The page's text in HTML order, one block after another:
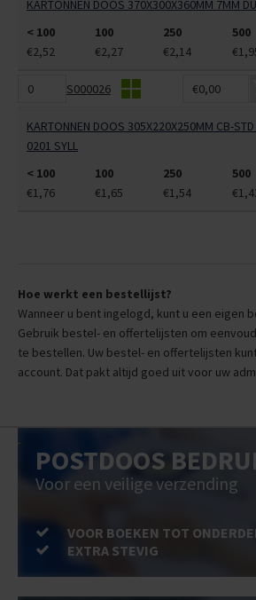
KARTONNEN DOOS 370X300X360MM 7MM
< 100
100 250 500
€2,52
€2,27 €2,14
S000026 €0,00
KARTONNEN DOOS 305X220X250MM CB-
0201 SYLL
< 100
100 250 500
€1,76
€1,65 €1,54
Hoe werkt een bestellijst?
Wanneer u bent ingelogd, kunt u een eigen
Gebruik bestel- en offertelijsten om
te bestellen. Uw bestel- en offertelijsten
account. Dat pakt altijd goed uit voor uw
POSTDOOS
Voor een veilige verzending
VOOR BOEKEN TOT
EXTRA STEVIG